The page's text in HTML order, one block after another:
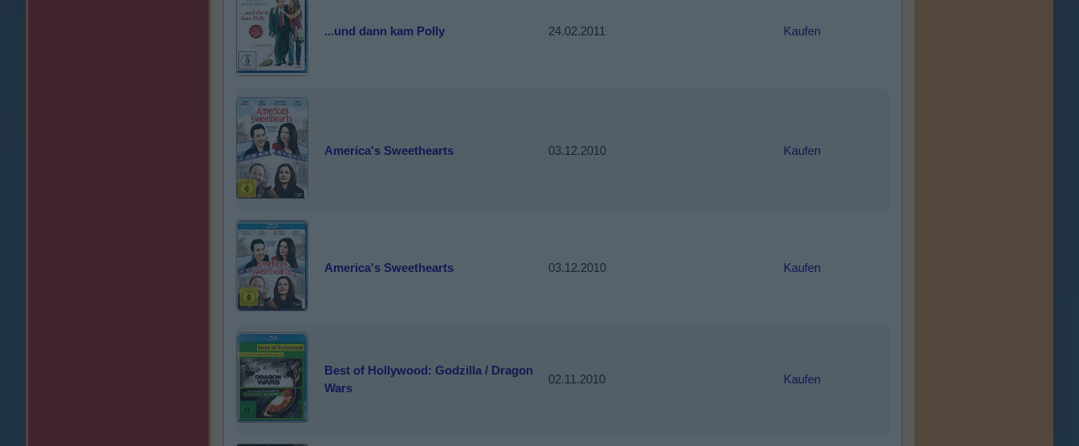
...und dann kam Polly 24.02.2011 Kaufen
America's Sweethearts 03.12.2010 Kaufen
America's Sweethearts 03.12.2010 Kaufen
Best of Hollywood: Godzilla / Dragon
Wars
02.11.2010 Kaufen